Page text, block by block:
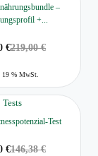
–
+...
219,00€
€
% MwSt.
Tests
Test
146,38€
€